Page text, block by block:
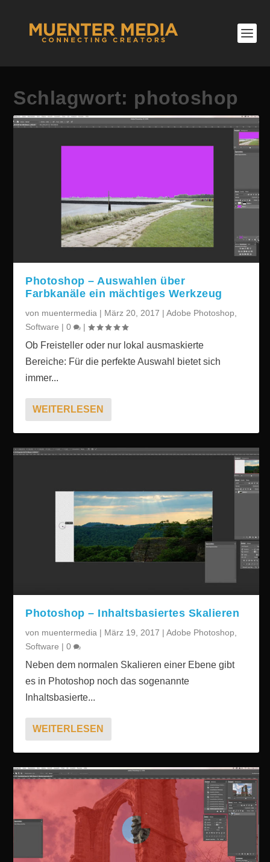
Schlagwort: photoshop
Photoshop – Auswahlen über
Farbkanäle ein mächtiges Werkzeug
von muentermedia | März 20, 2017 |Adobe Photoshop
Software |0 |
Ob Freisteller oder nur lokal ausmaskierte
Bereiche: Für die perfekte Auswahl bietet sich
immer...
WEITERLESEN
Photoshop – Inhaltsbasiertes Skalieren
von muentermedia | März 19, 2017 |Adobe Photoshop,
Software |0
Neben dem normalen Skalieren einer Ebene gibt
es in Photoshop noch das sogenannte
Inhaltsbasierte...
WEITERLESEN